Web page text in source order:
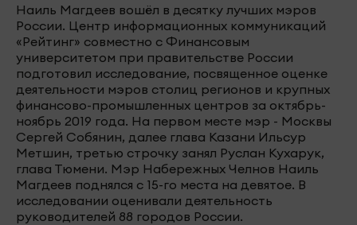
Наиль Магдеев вошёл в десятку лучших мэров
России. Центр информационных коммуникаций
«Рейтинг» совместно с Финансовым
университетом при правительстве России
подготовил исследование, посвященное оценке
деятельности мэров столиц регионов и крупных
финансово-промышленных центров за октябрь-
ноябрь 2019 года. На первом месте мэр - Москвы
Сергей Собянин, далее глава Казани Ильсур
Метшин, третью строчку занял Руслан Кухарук,
глава Тюмени. Мэр Набережных Челнов Наиль
Магдеев поднялся с 15-го места на девятое. В
исследовании оценивали деятельность
руководителей 88 городов России.